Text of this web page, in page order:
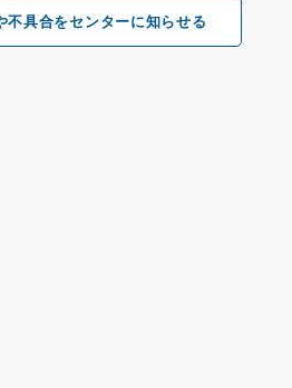
不具合をセンターに知らせる